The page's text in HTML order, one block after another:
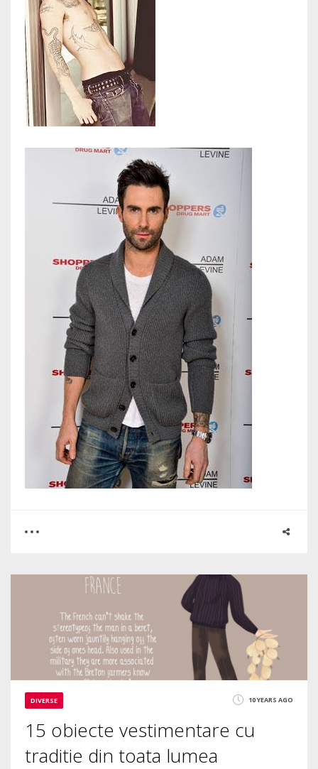
DIVERSE 10 YEARS AGO
15 obiecte vestimentare cu
traditie din toata lumea